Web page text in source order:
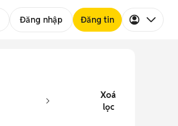
Đăng nhập Đăng tin
Xoá
lọc